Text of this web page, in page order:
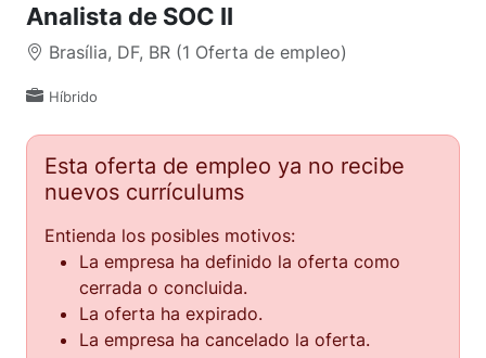
Analista de SOC II
Brasília, DF, BR (1 Oferta de empleo)
Híbrido
Esta oferta de empleo ya no recibe
nuevos currículums
Entienda los posibles motivos:
La empresa ha definido la oferta como
cerrada o concluida.
La oferta ha expirado.
La empresa ha cancelado la oferta.